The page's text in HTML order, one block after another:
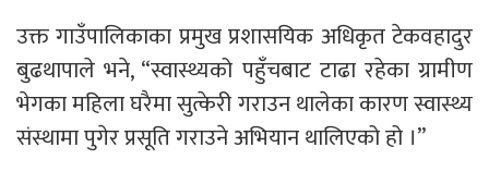
उक्त गाउँपालिकाका प्रमुख प्रशासयिक अधिकृत टेकवहादुर
बुढथापाले भने, “स्वास्थ्यको पहुँचबाट टाढा रहेका ग्रामीण
भेगका महिला घरैमा सुत्केरी गराउन थालेका कारण स्वास्थ्य
संस्थामा पुगेर प्रसूति गराउने अभियान थालिएको हो ।”